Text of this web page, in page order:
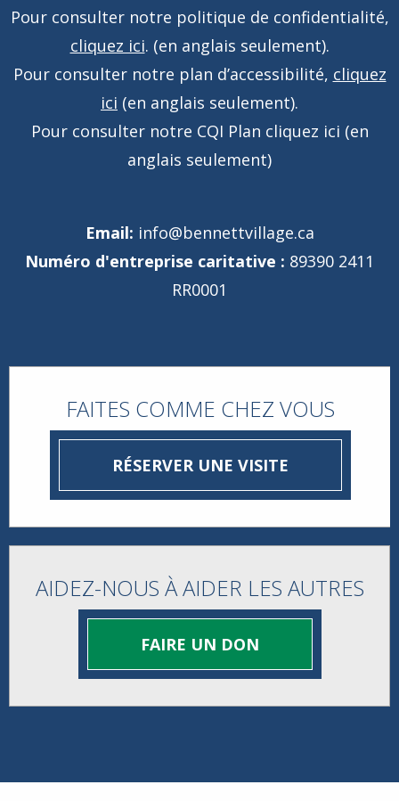
Pour consulter notre politique de confidentialité,
cliquez ici. (en anglais seulement).
Pour consulter notre plan d’accessibilité, cliquez
ici (en anglais seulement).
Pour consulter notre CQI Plan cliquez ici (en
anglais seulement)
Email: info@bennettvillage.ca
Numéro d'entreprise caritative : 89390 2411
RR0001
FAITES COMME CHEZ VOUS
RÉSERVER UNE VISITE
AIDEZ-NOUS À AIDER LES AUTRES
FAIRE UN DON